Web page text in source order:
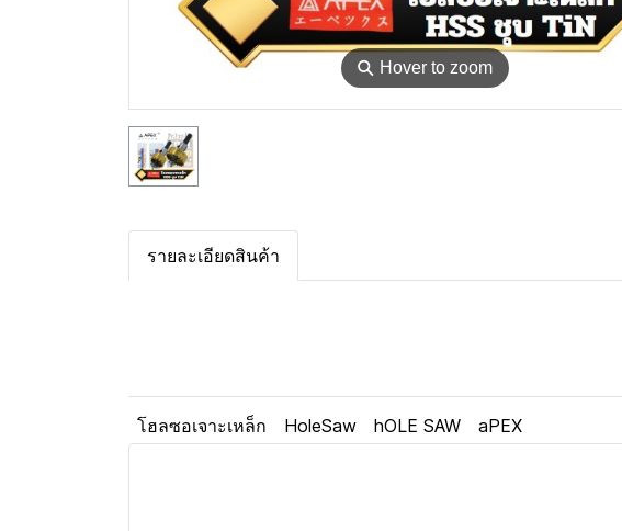
⚲ Hover to zoom
รายละเอียดสินค้า
โฮลซอเจาะเหล็ก HoleSaw hOLE SAW aPEX